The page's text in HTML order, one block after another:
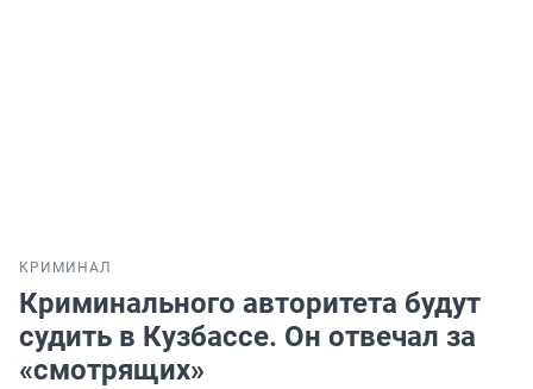
КРИМИНАЛ
Криминального авторитета будут
судить в Кузбассе. Он отвечал за
«смотрящих»